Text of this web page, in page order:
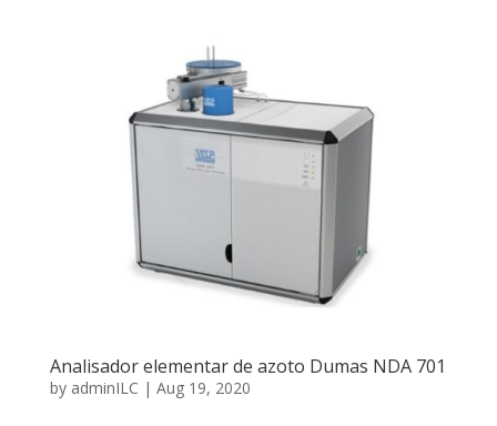
Analisador elementar de azoto Dumas NDA 701
by adminILC | Aug 19, 2020